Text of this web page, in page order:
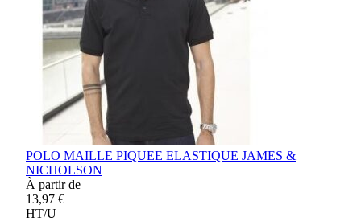
POLO MAILLE PIQUEE ELASTIQUE JAMES &
NICHOLSON
À partir de
13,97 €
HT/U